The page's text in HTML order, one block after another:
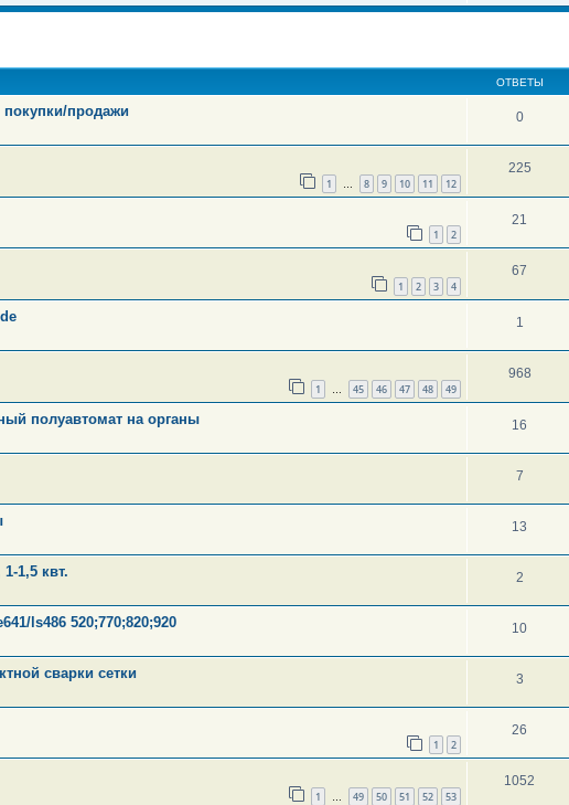
ОТВЕТЫ
продажи 0
1 … 8 9 10 11 12
225
1 2
21
1 2 3 4
67
1
1 … 45 46 47 48 49
968
полуавтомат на органы 16
7
13
1,5 квт. 2
ls486 520;770;820;920 10
сварки сетки 3
1 2
26
1 … 49 50 51 52 53
1052